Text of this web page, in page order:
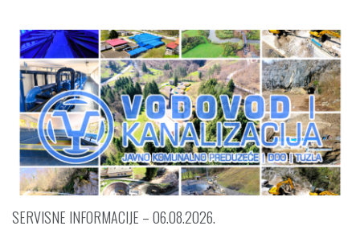
SERVISNE INFORMACIJE – 06.08.2026.